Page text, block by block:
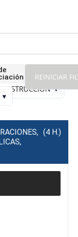
▾
⟲
▾
REINICIAR
(4 H.)